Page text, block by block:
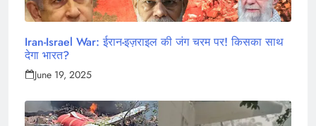
Iran-Israel War: ईरान-इज़राइल की जंग चरम पर! किसका साथ
देगा भारत?
June 19, 2025